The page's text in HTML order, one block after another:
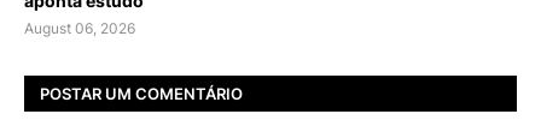
August 06, 2026
POSTAR UM COMENTÁRIO